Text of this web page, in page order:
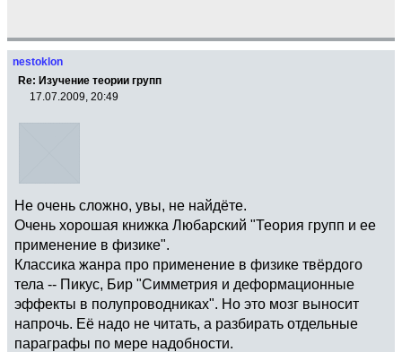
nestoklon
Re: Изучение теории групп
17.07.2009, 20:49
Не очень сложно, увы, не найдёте.
Очень хорошая книжка Любарский "Теория групп и ее
применение в физике".
Классика жанра про применение в физике твёрдого
тела -- Пикус, Бир "Симметрия и деформационные
эффекты в полупроводниках". Но это мозг выносит
напрочь. Её надо не читать, а разбирать отдельные
параграфы по мере надобности.